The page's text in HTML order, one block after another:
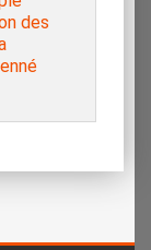
des